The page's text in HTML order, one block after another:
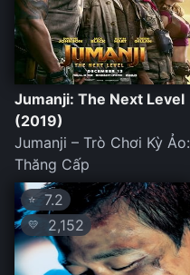
Jumanji: The Next Level
(2019)
Jumanji – Trò Chơi Kỳ Ảo:
Thăng Cấp
⭐ 7.2
💛 2,152